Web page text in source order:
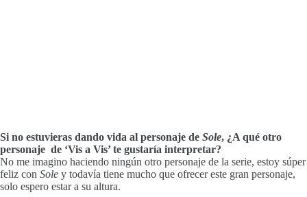
Si no estuvieras dando vida al personaje de Sole, ¿A qué otro
personaje de ‘Vis a Vis’ te gustaría interpretar?
No me imagino haciendo ningún otro personaje de la serie, estoy súper
feliz con Sole y todavía tiene mucho que ofrecer este gran personaje,
solo espero estar a su altura.